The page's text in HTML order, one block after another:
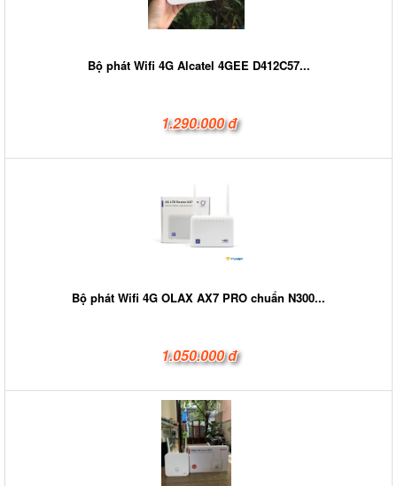
Bộ phát Wifi 4G Alcatel 4GEE D412C57...
1.290.000 đ
Bộ phát Wifi 4G OLAX AX7 PRO chuẩn N300...
1.050.000 đ